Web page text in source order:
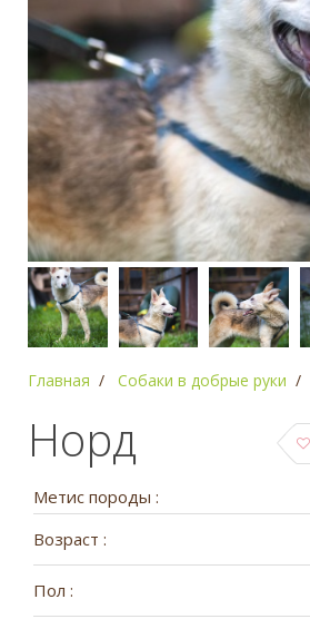
Главная Собаки в добрые руки
Норд
Метис породы :
Возраст :
Пол :